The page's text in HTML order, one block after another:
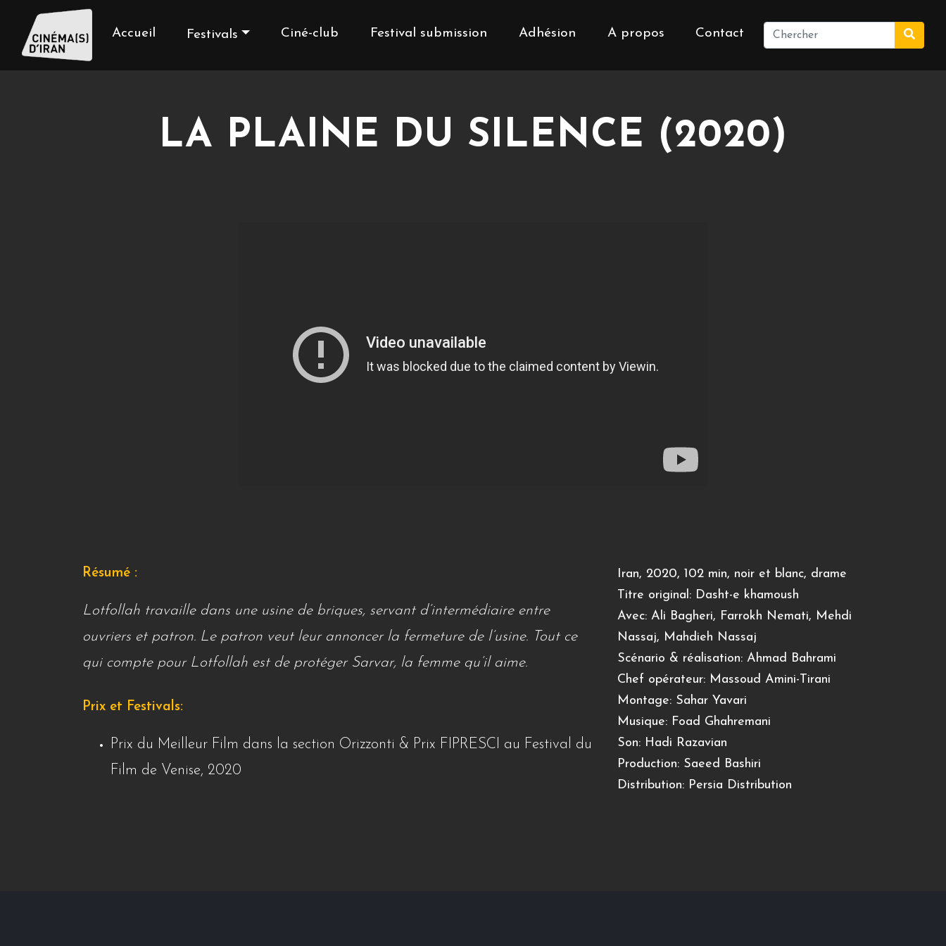
Accueil Festivals Ciné-club Festival submission Adhésion A propos Contact
LA PLAINE DU SILENCE (2020)
Résumé :
Lotfollah travaille dans une usine de briques, servant d’intermédiaire entre
ouvriers et patron. Le patron veut leur annoncer la fermeture de l’usine. Tout ce
qui compte pour Lotfollah est de protéger Sarvar, la femme qu’il aime.
Prix et Festivals:
Prix du Meilleur Film dans la section Orizzonti & Prix FIPRESCI au Festival du
Film de Venise, 2020
Iran, 2020, 102 min, noir et blanc, drame
Titre original: Dasht-e khamoush
Avec: Ali Bagheri, Farrokh Nemati, Mehdi
Nassaj, Mahdieh Nassaj
Scénario & réalisation: Ahmad Bahrami
Chef opérateur: Massoud Amini-Tirani
Montage: Sahar Yavari
Musique: Foad Ghahremani
Son: Hadi Razavian
Production: Saeed Bashiri
Distribution: Persia Distribution